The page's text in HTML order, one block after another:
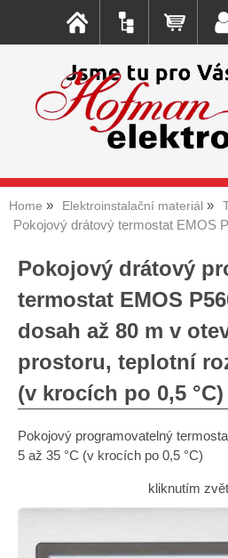
Home Elektroinstalační materiál
Pokojový drátový termostat EMOS
Pokojový drátový
termostat EMOS
dosah až 80 m v
prostoru, teplotní
(v krocích po 0,5 °C)
Pokojový programovatelný
5 až 35 °C (v krocích po 0,5 °C)
kliknutím